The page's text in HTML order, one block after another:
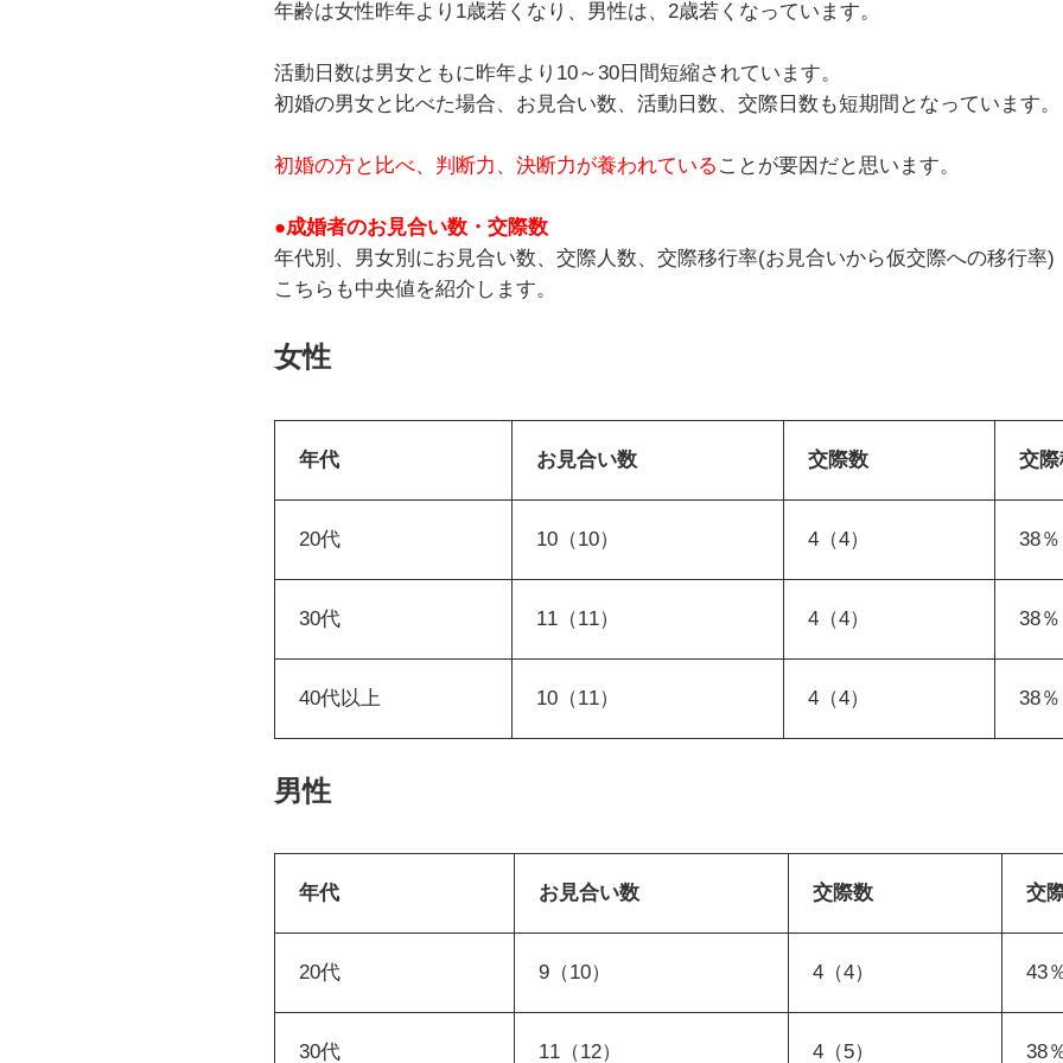
年齢は女性昨年より1歳若くなり、男性は、2歳若くなっています。
活動日数は男女ともに昨年より10～30日間短縮されています。
初婚の男女と比べた場合、お見合い数、活動日数、交際日数も短期間となっています。
初婚の方と比べ、判断力、決断力が養われている ことが要因だと思います。
●成婚者のお見合い数・交際数
年代別、男女別にお見合い数、交際人数、交際移行率(お見合いから仮交際への移行率)
こちらも中央値を紹介します。
女性
年代 お見合い数 交際数 交
20代 10（10） 4（4） 38
30代 11（11） 4（4） 38
40代以上 10（11） 4（4） 38
男性
年代 お見合い数 交際数 交
20代 9（10） 4（4） 43
30代 11（12） 4（5） 38